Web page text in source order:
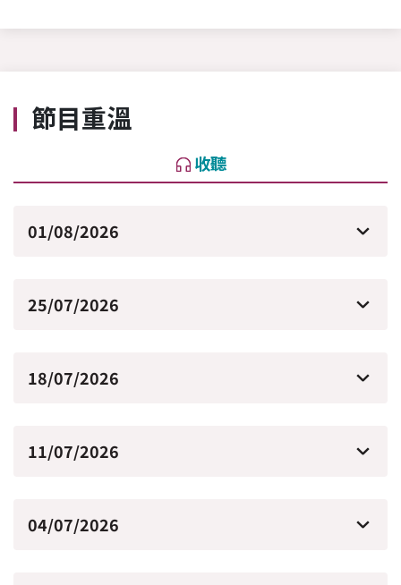
節目重溫
收聽
01/08/2026
25/07/2026
18/07/2026
11/07/2026
04/07/2026